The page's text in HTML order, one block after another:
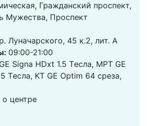
Гражданский проспект,
Мужества, Проспект
Луначарского, 45 к.2, лит. А
09:00-21:00
Signa HDxt 1.5 Tесла, МРТ GE
Tесла, KT GE Optim 64 среза,
центре